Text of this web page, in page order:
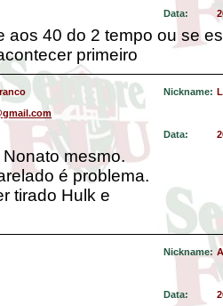
Data:
aos 40 do 2 tempo ou se
primeiro
Nickname:
Data:
mesmo.
é problema.
tirado Hulk e
Nickname:
Data: